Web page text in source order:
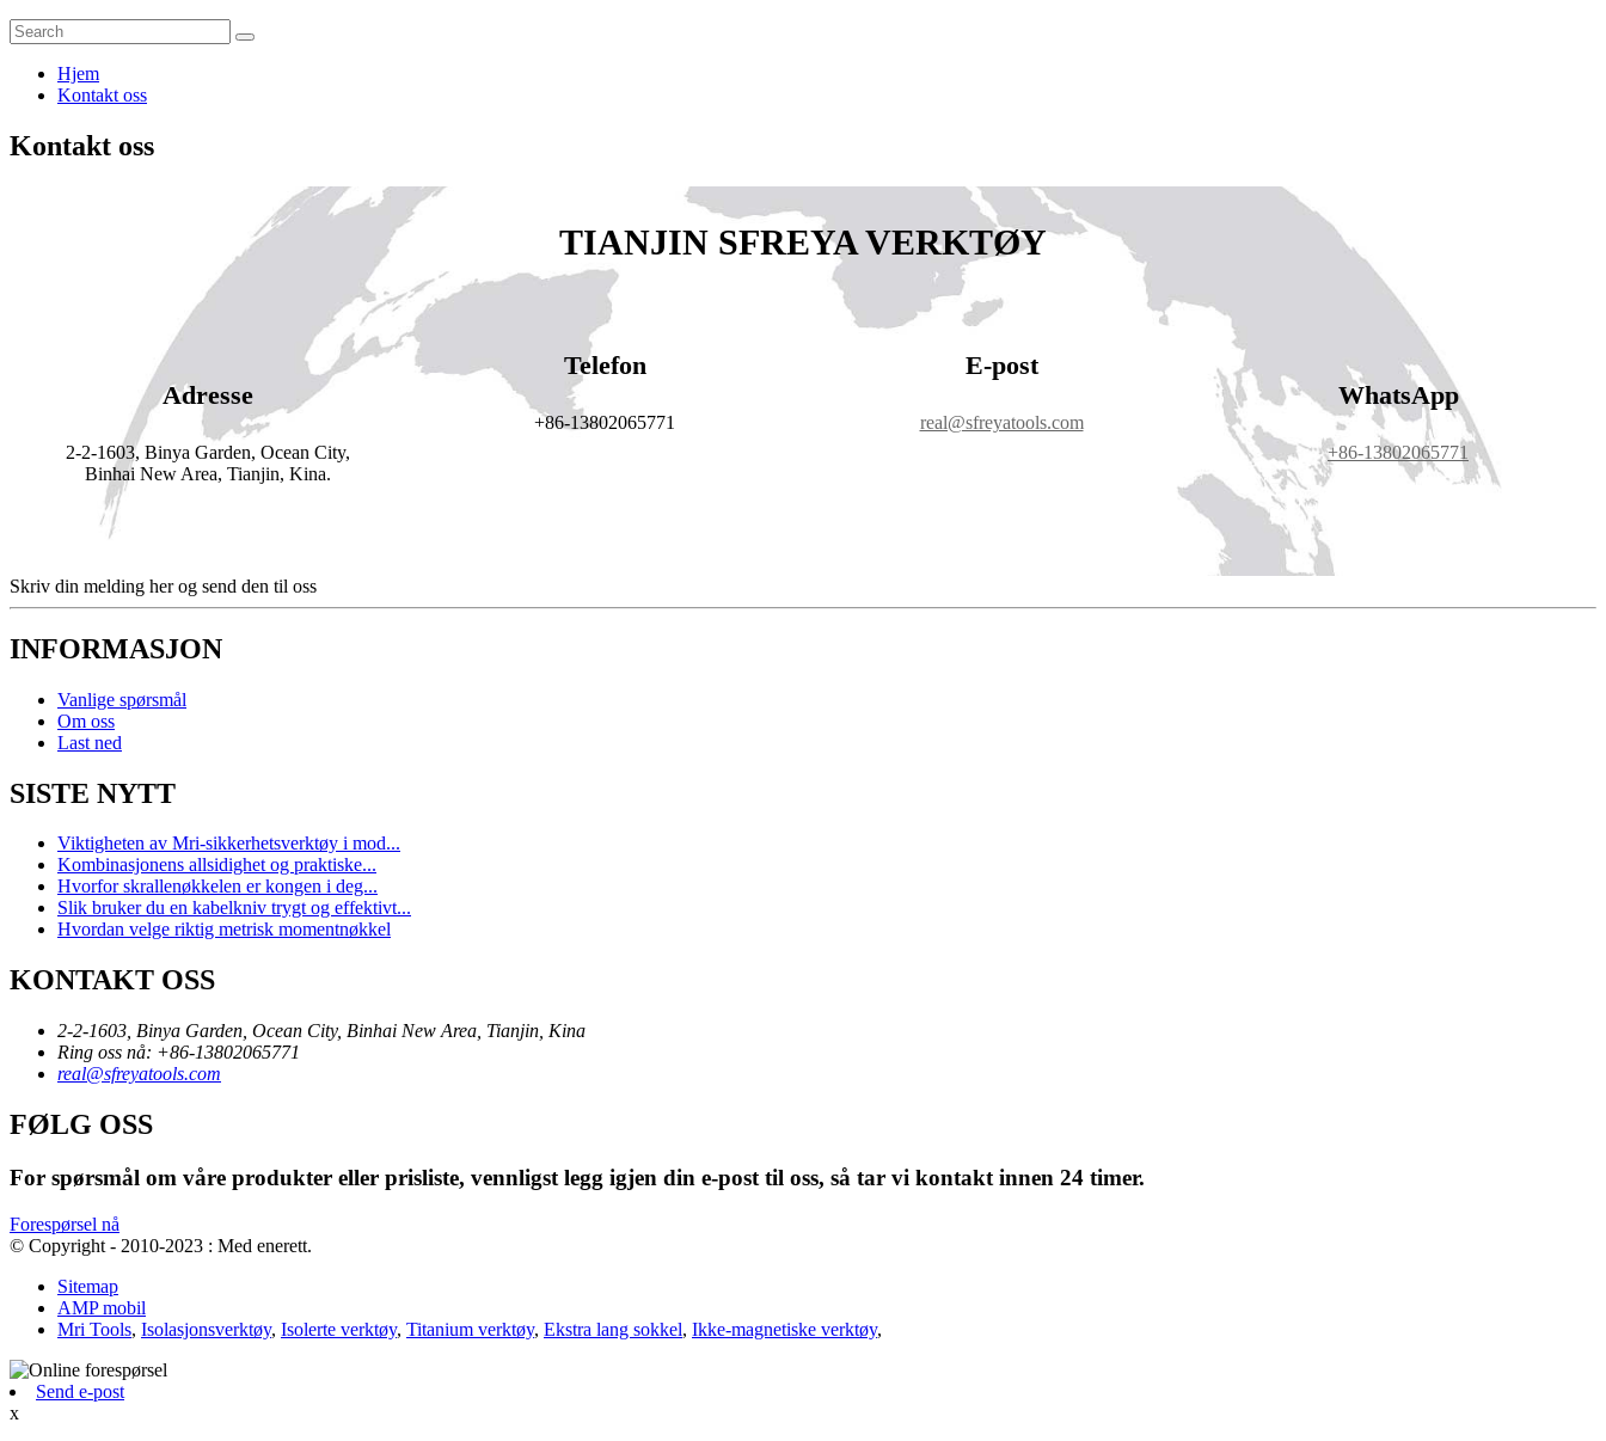
Hjem
Kontakt oss
Kontakt oss
TIANJIN SFREYA VERKTØY
Adresse
2-2-1603, Binya Garden, Ocean City,
Binhai New Area, Tianjin, Kina.
Telefon
+86-13802065771
E-post
real@sfreyatools.com
WhatsApp
+86-13802065771
Skriv din melding her og send den til oss
INFORMASJON
Vanlige spørsmål
Om oss
Last ned
SISTE NYTT
Viktigheten av Mri-sikkerhetsverktøy i mod...
Kombinasjonens allsidighet og praktiske...
Hvorfor skrallenøkkelen er kongen i deg...
Slik bruker du en kabelkniv trygt og effektivt...
Hvordan velge riktig metrisk momentnøkkel
KONTAKT OSS
2-2-1603, Binya Garden, Ocean City, Binhai New Area, Tianjin, Kina
Ring oss nå: +86-13802065771
real@sfreyatools.com
FØLG OSS
For spørsmål om våre produkter eller prisliste, vennligst legg igjen din e-post til oss, så tar vi kontakt innen 24 timer.
Forespørsel nå
© Copyright - 2010-2023 : Med enerett.
Sitemap
AMP mobil
Mri Tools, Isolasjonsverktøy, Isolerte verktøy, Titanium verktøy, Ekstra lang sokkel, Ikke-magnetiske verktøy,
Send e-post
x